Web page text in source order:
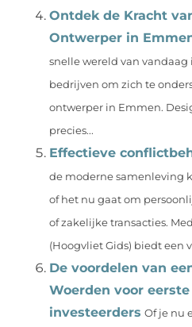
Ontdek de Kracht
Ontwerper in
snelle wereld van vandaag
bedrijven om zich te
ontwerper in Emmen.
precies...
Effectieve
de moderne samenleving
of het nu gaat om
of zakelijke transacties.
(Hoogvliet Gids) biedt een
De voordelen van
Woerden voor
investeerders Of je nu